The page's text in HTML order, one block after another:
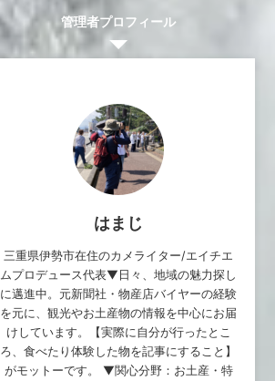
管理者プロフィール
はまじ
三重県伊勢市在住のカメライター/エイチエ
ムプロデュース代表▼日々、地域の魅力探し
に邁進中。元新聞社・物産店バイヤーの経験
を元に、観光やお土産物の情報を中心にお届
けしています。【実際に自分が行ったとこ
ろ、食べたり体験した物を記事にすること】
がモットーです。 ▼関心分野：お土産・特